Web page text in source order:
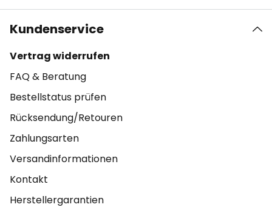
Kundenservice
Vertrag widerrufen
FAQ & Beratung
Bestellstatus prüfen
Rücksendung/Retouren
Zahlungsarten
Versandinformationen
Kontakt
Herstellergarantien